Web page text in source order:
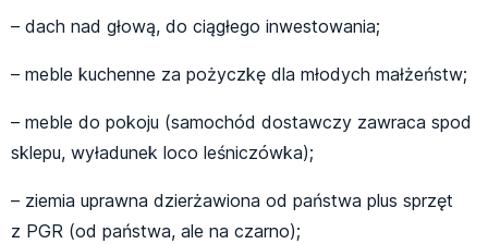
– dach nad głową, do ciągłego inwestowania;
– meble kuchenne za pożyczkę dla młodych małżeństw;
– meble do pokoju (samochód dostawczy zawraca spod
sklepu, wyładunek loco leśniczówka);
– ziemia uprawna dzierżawiona od państwa plus sprzęt
z PGR (od państwa, ale na czarno);